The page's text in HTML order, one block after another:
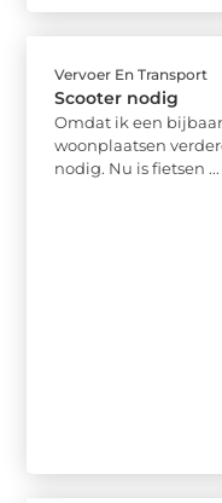
Vervoer En Transport
Scooter nodig
Omdat ik een
woonplaatsen
nodig. Nu is fietsen ...